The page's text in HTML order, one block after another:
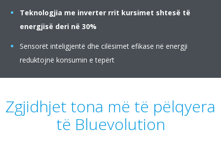
Teknologjia me inverter rrit kursimet shtesë të
energjisë deri në 30%
Sensorët inteligjentë dhe cilësimet efikase në energji
reduktojnë konsumin e tepërt
Zgjidhjet tona më të pëlqyera
të Bluevolution